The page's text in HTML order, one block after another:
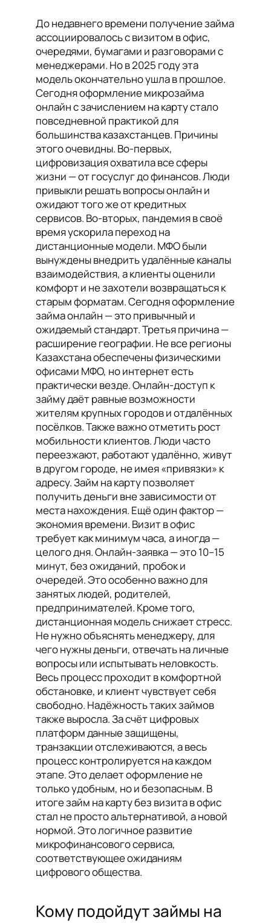
До недавнего времени получение займа
ассоциировалось с визитом в офис,
очередями, бумагами и разговорами с
менеджерами. Но в 2025 году эта
модель окончательно ушла в прошлое.
Сегодня оформление микрозайма
онлайн с зачислением на карту стало
повседневной практикой для
большинства казахстанцев. Причины
этого очевидны. Во-первых,
цифровизация охватила все сферы
жизни — от госуслуг до финансов. Люди
привыкли решать вопросы онлайн и
ожидают того же от кредитных
сервисов. Во-вторых, пандемия в своё
время ускорила переход на
дистанционные модели. МФО были
вынуждены внедрить удалённые каналы
взаимодействия, а клиенты оценили
комфорт и не захотели возвращаться к
старым форматам. Сегодня оформление
займа онлайн — это привычный и
ожидаемый стандарт. Третья причина —
расширение географии. Не все регионы
Казахстана обеспечены физическими
офисами МФО, но интернет есть
практически везде. Онлайн-доступ к
займу даёт равные возможности
жителям крупных городов и отдалённых
посёлков. Также важно отметить рост
мобильности клиентов. Люди часто
переезжают, работают удалённо, живут
в другом городе, не имея «привязки» к
адресу. Займ на карту позволяет
получить деньги вне зависимости от
места нахождения. Ещё один фактор —
экономия времени. Визит в офис
требует как минимум часа, а иногда —
целого дня. Онлайн-заявка — это 10–15
минут, без ожиданий, пробок и
очередей. Это особенно важно для
занятых людей, родителей,
предпринимателей. Кроме того,
дистанционная модель снижает стресс.
Не нужно объяснять менеджеру, для
чего нужны деньги, отвечать на личные
вопросы или испытывать неловкость.
Весь процесс проходит в комфортной
обстановке, и клиент чувствует себя
свободно. Надёжность таких займов
также выросла. За счёт цифровых
платформ данные защищены,
транзакции отслеживаются, а весь
процесс контролируется на каждом
этапе. Это делает оформление не
только удобным, но и безопасным. В
итоге займ на карту без визита в офис
стал не просто альтернативой, а новой
нормой. Это логичное развитие
микрофинансового сервиса,
соответствующее ожиданиям
цифрового общества.
Кому подойдут займы на